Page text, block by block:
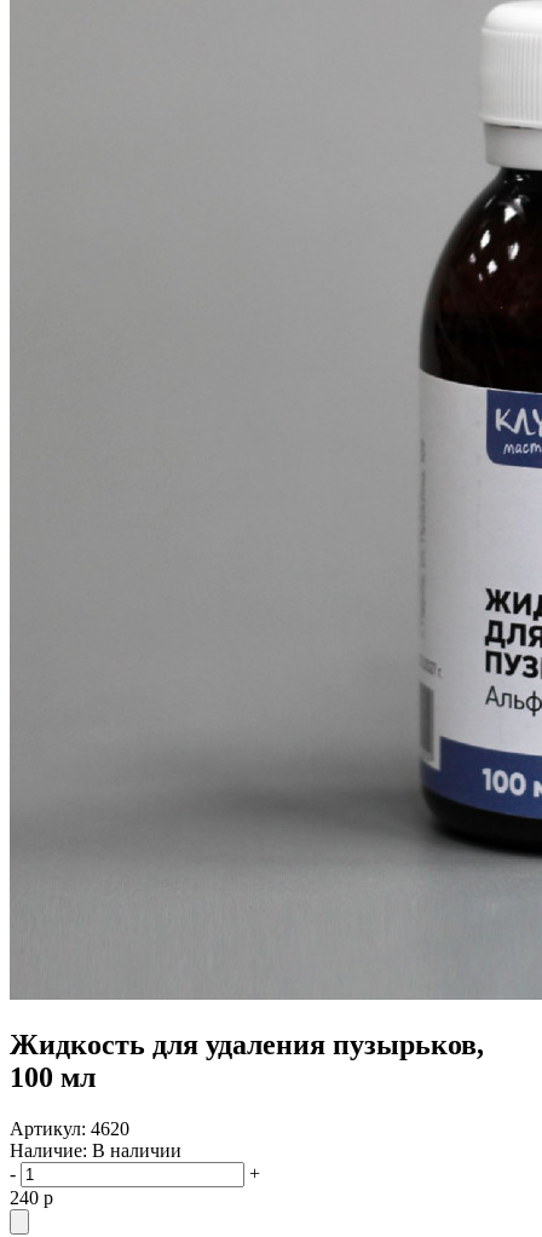
Жидкость для удаления пузырьков,
100 мл
Артикул: 4620
Наличие: В наличии
-
+
240 p